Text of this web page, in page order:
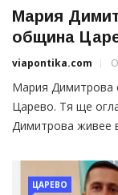
Мария
община
viapontika.com
Мария Димитрова
Царево. Тя ще
Димитрова живее
ЦАРЕВО